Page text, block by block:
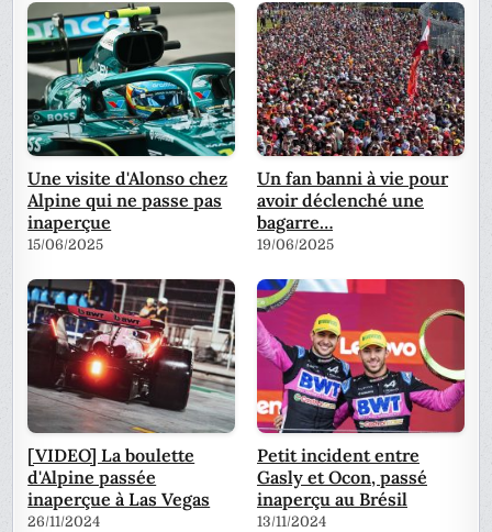
Une visite d'Alonso chez
Alpine qui ne passe pas
inaperçue
15/06/2025
Un fan banni à vie pour
avoir déclenché une
bagarre…
19/06/2025
[VIDEO] La boulette
d'Alpine passée
inaperçue à Las Vegas
26/11/2024
Petit incident entre
Gasly et Ocon, passé
inaperçu au Brésil
13/11/2024